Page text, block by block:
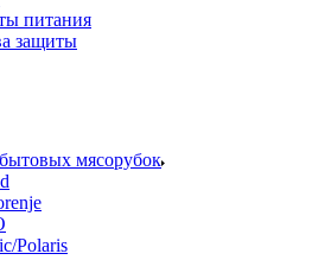
питания
защиты
мясорубок
Polaris